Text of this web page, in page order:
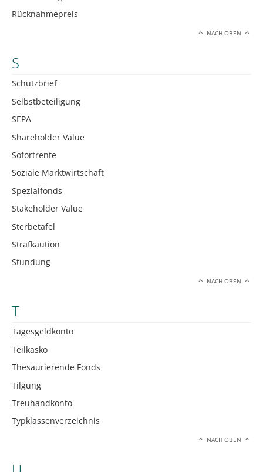
Rücknahmepreis
NACH OBEN
S
Schutzbrief
Selbstbeteiligung
SEPA
Shareholder Value
Sofortrente
Soziale Marktwirtschaft
Spezialfonds
Stakeholder Value
Sterbetafel
Strafkaution
Stundung
NACH OBEN
T
Tagesgeldkonto
Teilkasko
Thesaurierende Fonds
Tilgung
Treuhandkonto
Typklassenverzeichnis
NACH OBEN